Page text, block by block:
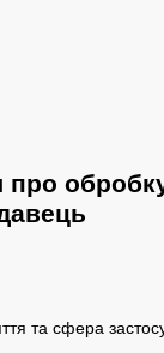
та сфера